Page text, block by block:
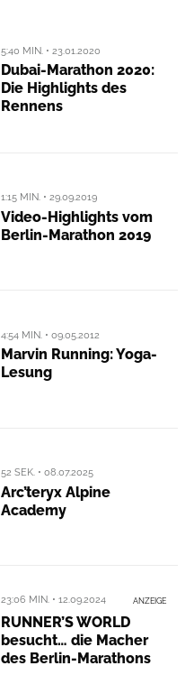
5:40 MIN. • 23.01.2020
Dubai-Marathon 2020:
Die Highlights des
Rennens
1:15 MIN. • 29.09.2019
Video-Highlights vom
Berlin-Marathon 2019
4:54 MIN. • 09.05.2012
Marvin Running: Yoga-
Lesung
52 SEK. • 08.07.2025
Arc’teryx Alpine
Academy
23:06 MIN. • 12.09.2024 ANZEIGE
RUNNER’S WORLD
besucht… die Macher
des Berlin-Marathons